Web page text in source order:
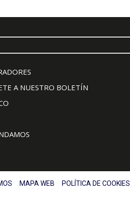
A NUESTRO BOLETÍN
MAPA WEB POLÍTICA DE COOKIES